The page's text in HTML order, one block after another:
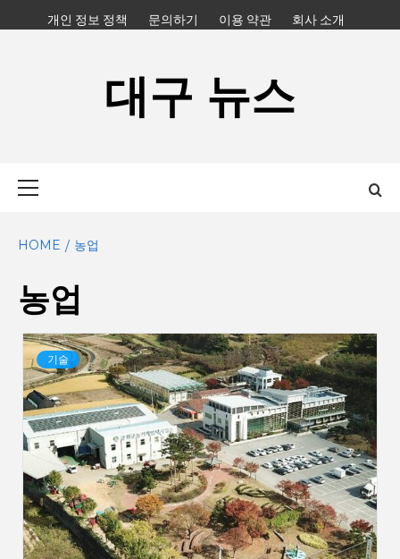
to
개인 정보 정책 문의하기 이용 약관 회사 소개
대구 뉴스
HOME 농업
농업
기술